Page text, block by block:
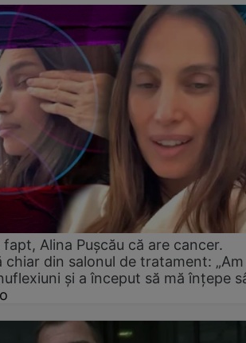
Alina Pușcău că are cancer.
din salonul de tratament:
și a început să mă înțepe